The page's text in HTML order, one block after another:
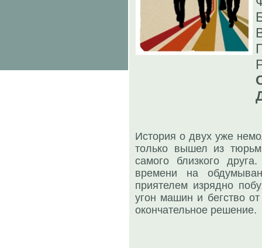
История о двух уже
только вышел из
самого близкого
времени на
приятелем изрядно
угон машин и бегство
окончательное решение.